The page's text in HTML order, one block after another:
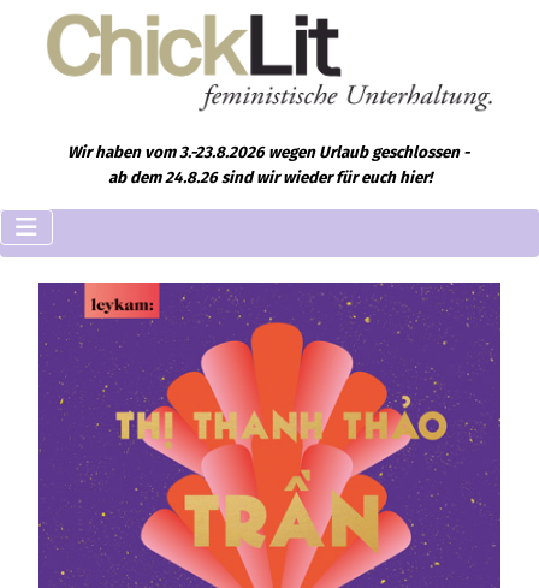
Wir haben vom 3.-23.8.2026 wegen Urlaub geschlossen -
ab dem 24.8.26 sind wir wieder für euch hier!